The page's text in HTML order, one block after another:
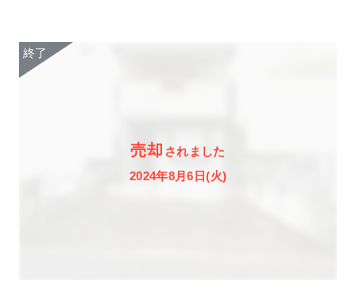
売却 されました
2024年8月6日(火)